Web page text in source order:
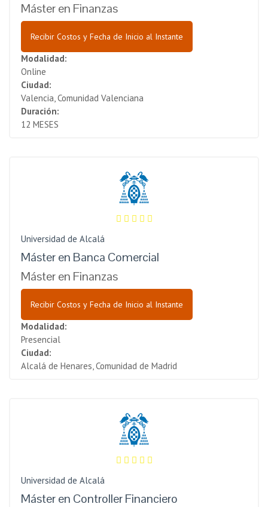
Máster en Finanzas
Recibir Costos y Fecha de Inicio al Instante
Modalidad:
Online
Ciudad:
Valencia, Comunidad Valenciana
Duración:
12 MESES
Universidad de Alcalá
Máster en Banca Comercial
Máster en Finanzas
Recibir Costos y Fecha de Inicio al Instante
Modalidad:
Presencial
Ciudad:
Alcalá de Henares, Comunidad de Madrid
Universidad de Alcalá
Máster en Controller Financiero